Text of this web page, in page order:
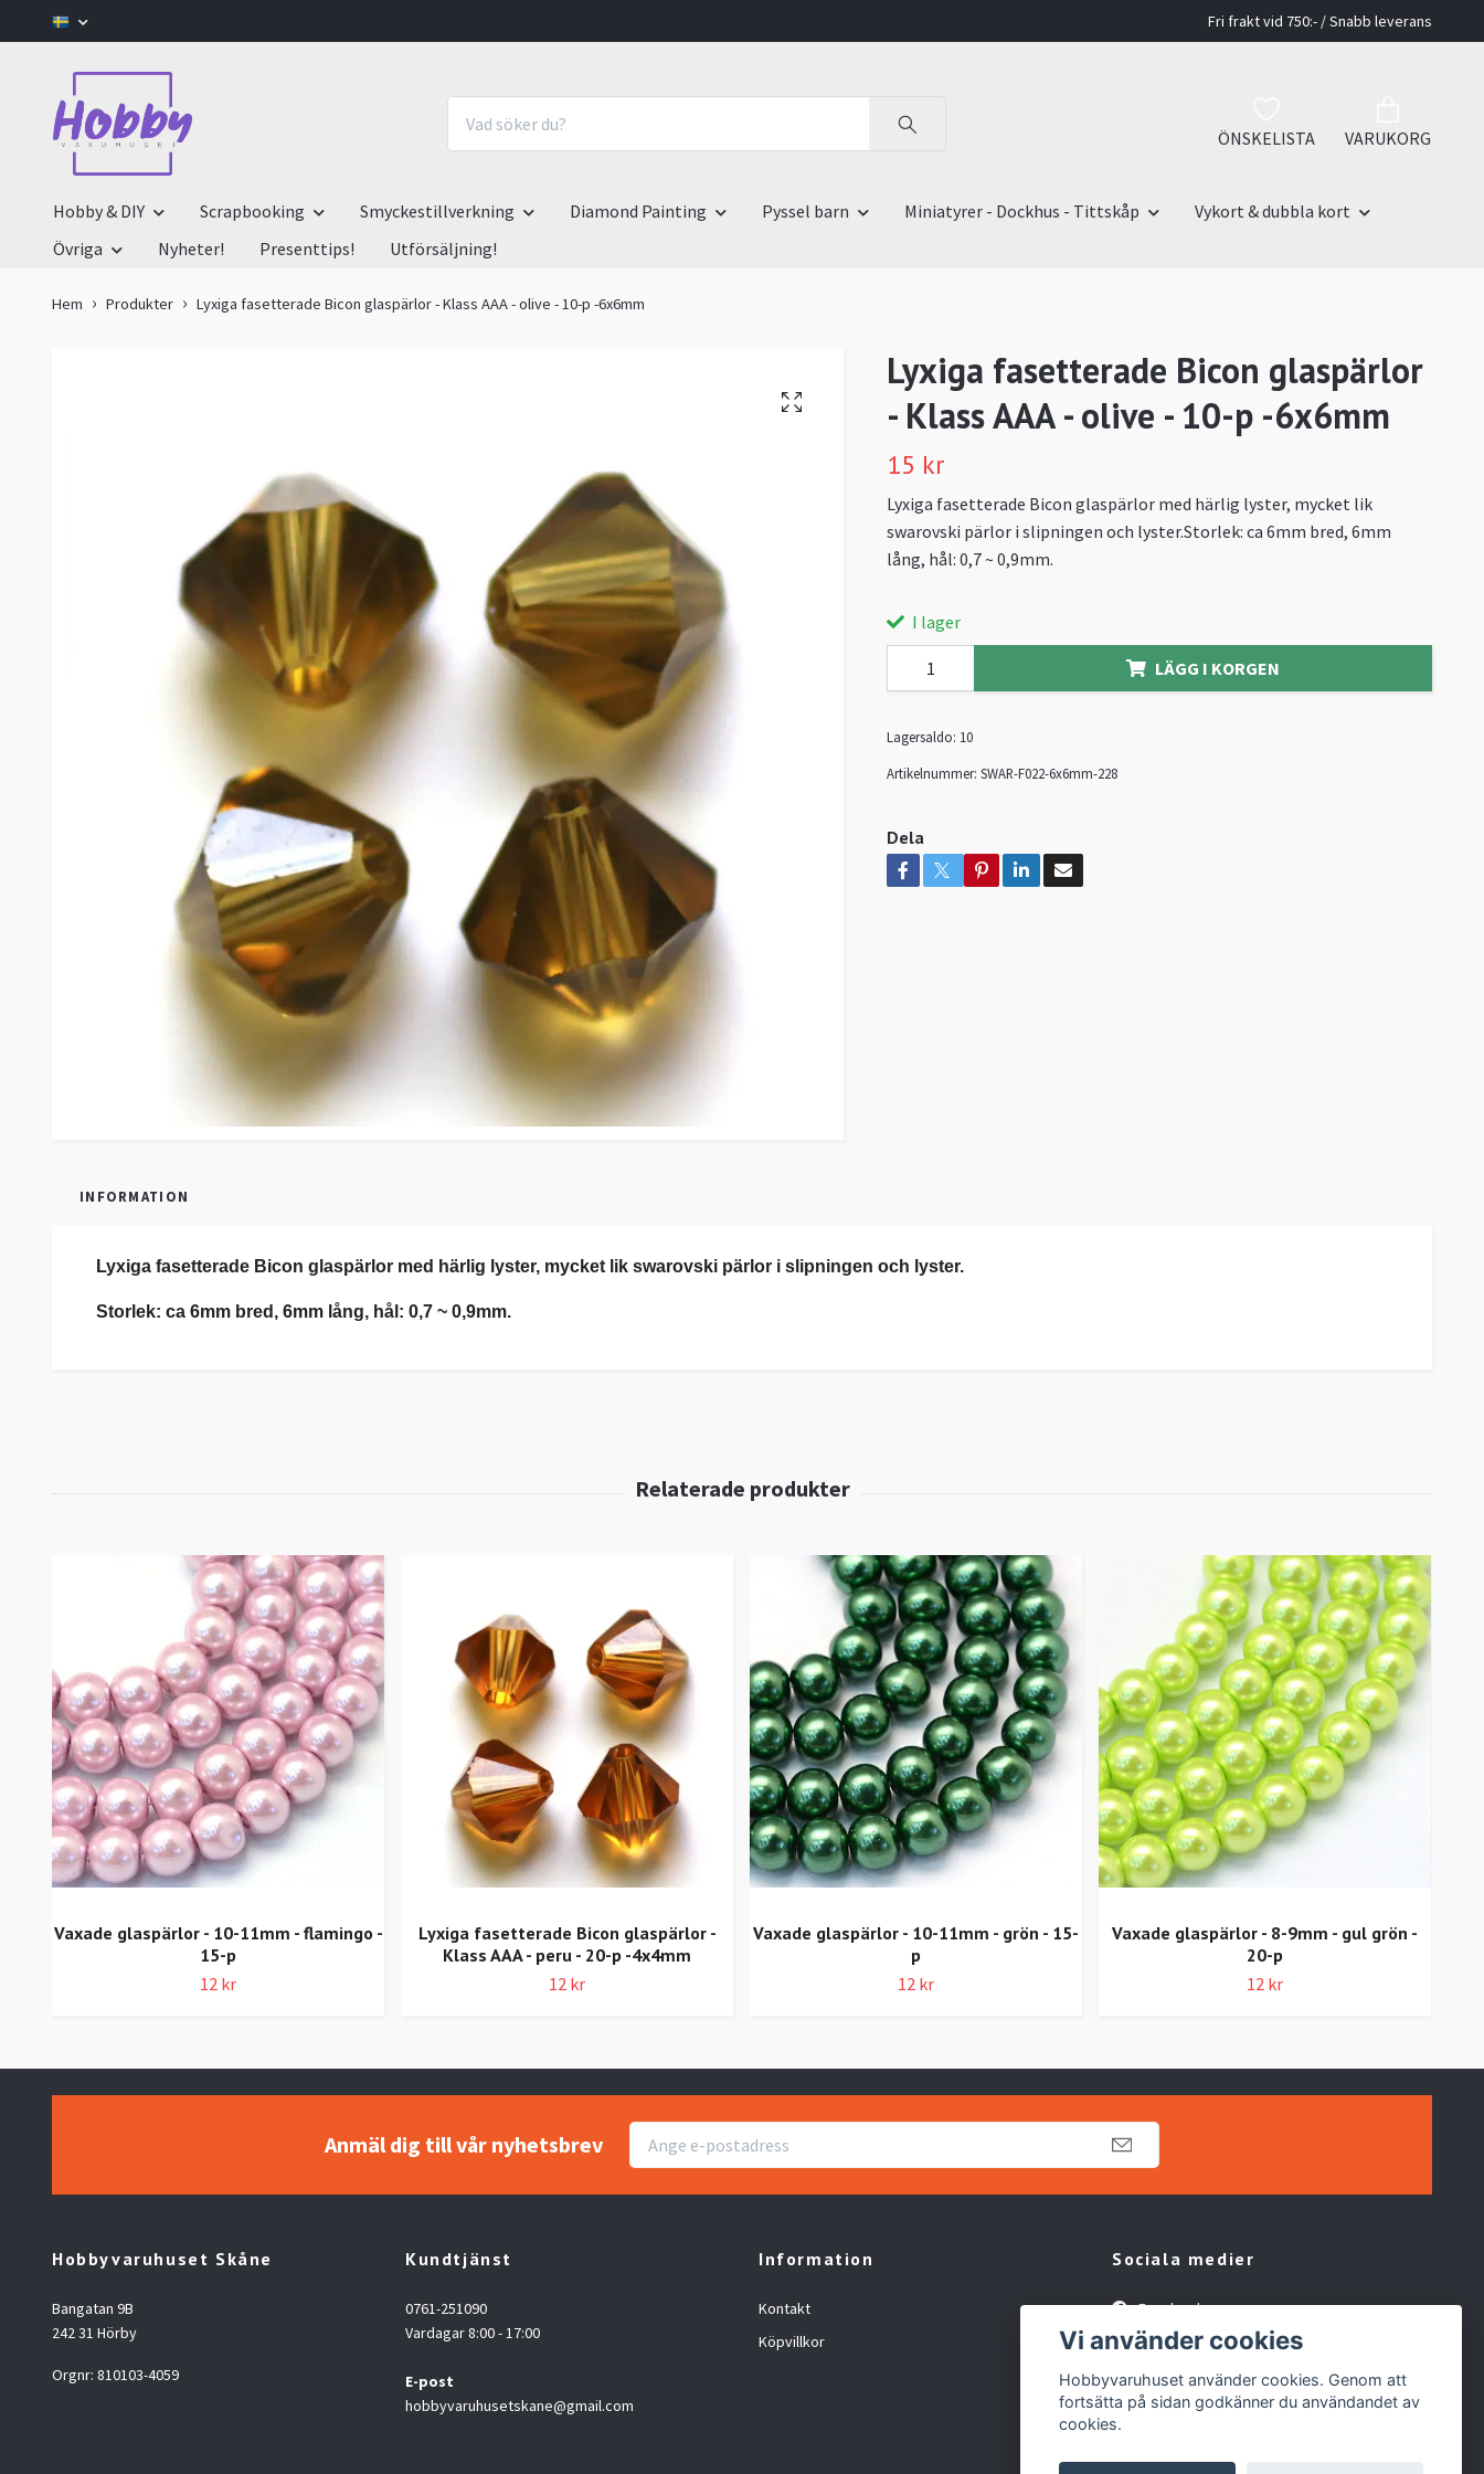
Fri frakt vid 750:- / Snabb leverans
ÖNSKELISTA VARUKORG
Hobby & DIY Scrapbooking Smyckestillverkning Diamond Painting Pyssel barn Miniatyrer - Dockhus - Tittskåp
Vykort & dubbla kort
Övriga
Nyheter! Presenttips! Utförsäljning!
Hem Produkter Lyxiga fasetterade Bicon glaspärlor - Klass AAA - olive - 10-p -6x6mm
Lyxiga fasetterade Bicon glaspärlor
- Klass AAA - olive - 10-p -6x6mm
15 kr
Lyxiga fasetterade Bicon glaspärlor med härlig lyster, mycket lik
swarovski pärlor i slipningen och lyster.Storlek: ca 6mm bred, 6mm
lång, hål: 0,7 ~ 0,9mm.
I lager
LÄGG I KORGEN
Lagersaldo: 10
Artikelnummer: SWAR-F022-6x6mm-228
Dela
INFORMATION
Lyxiga fasetterade Bicon glaspärlor med härlig lyster, mycket lik swarovski pärlor i slipningen och lyster.
Storlek: ca 6mm bred, 6mm lång, hål: 0,7 ~ 0,9mm.
Vaxade glaspärlor - 10-11mm - flamingo -
15-p
12 kr
Lyxiga fasetterade Bicon glaspärlor -
Klass AAA - peru - 20-p -4x4mm
12 kr
Vaxade glaspärlor - 10-11mm - grön - 15-
p
12 kr
Vaxade glaspärlor - 8-9mm - gul grön -
20-p
12 kr
Anmäl dig till vår nyhetsbrev
Hobbyvaruhuset Skåne
Bangatan 9B
242 31 Hörby
Orgnr: 810103-4059
Kundtjänst
0761-251090
Vardagar 8:00 - 17:00
E-post
hobbyvaruhusetskane@gmail.com
Information
Kontakt
Köpvillkor
Sociala medier
Facebook
TikTok
Vi använder cookies
Hobbyvaruhuset använder cookies. Genom att
fortsätta på sidan godkänner du användandet av
cookies.